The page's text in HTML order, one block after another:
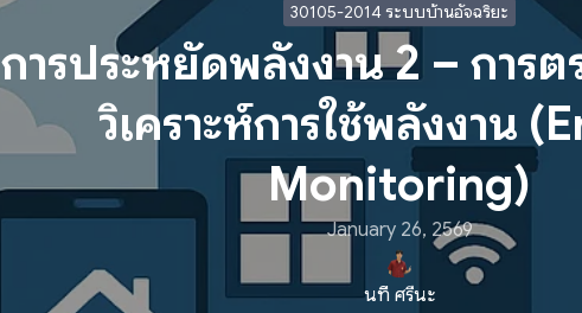
30105-2014 ระบบบ้านอัจฉริยะ
การประหยัดพลังงาน 2 – การ
วิเคราะห์การใช้พลังงาน
Monitoring)
January 26, 2569
นที ศรีนะ